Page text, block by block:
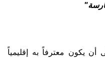
أن يكون معترفاً به إقليمياً